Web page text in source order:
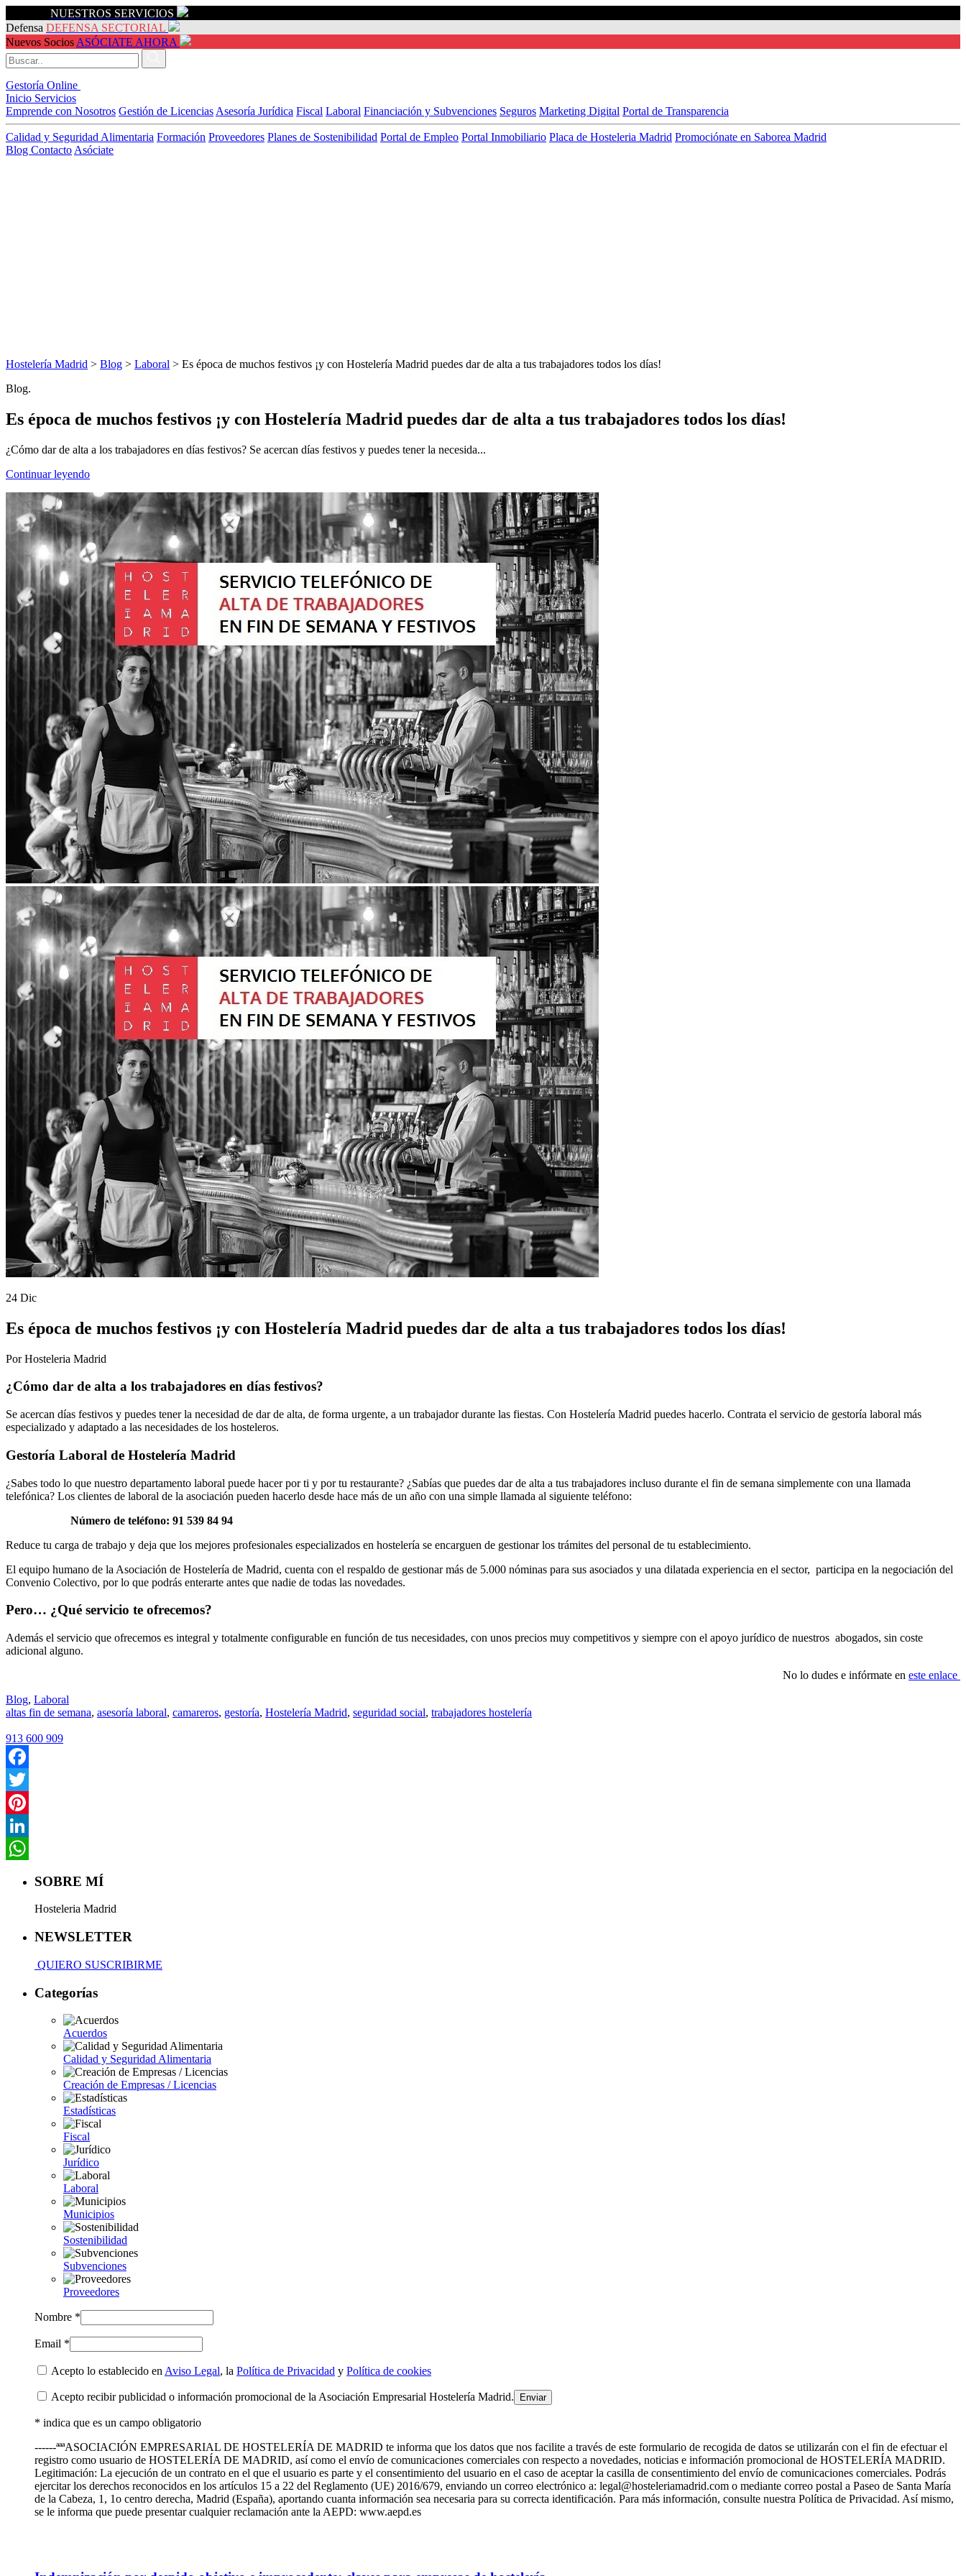
NUESTROS SERVICIOS
Defensa DEFENSA SECTORIAL
Nuevos Socios ASÓCIATE AHORA
Gestoría Online
Inicio Servicios
Emprende con Nosotros Gestión de Licencias Asesoría Jurídica Fiscal Laboral Financiación y Subvenciones Seguros Marketing Digital Portal de Transparencia
Calidad y Seguridad Alimentaria Formación Proveedores Planes de Sostenibilidad Portal de Empleo Portal Inmobiliario Placa de Hosteleria Madrid Promociónate en Saborea Madrid
Blog Contacto Asóciate
Hostelería Madrid > Blog > Laboral > Es época de muchos festivos ¡y con Hostelería Madrid puedes dar de alta a tus trabajadores todos los días!
Blog.
Es época de muchos festivos ¡y con Hostelería Madrid puedes dar de alta a tus trabajadores todos los días!
¿Cómo dar de alta a los trabajadores en días festivos? Se acercan días festivos y puedes tener la necesida...
Continuar leyendo
24 Dic
Es época de muchos festivos ¡y con Hostelería Madrid puedes dar de alta a tus trabajadores todos los días!
Por Hosteleria Madrid
¿Cómo dar de alta a los trabajadores en días festivos?
Se acercan días festivos y puedes tener la necesidad de dar de alta, de forma urgente, a un trabajador durante las fiestas. Con Hostelería Madrid puedes hacerlo. Contrata el servicio de gestoría laboral más
especializado y adaptado a las necesidades de los hosteleros.
Gestoría Laboral de Hostelería Madrid
¿Sabes todo lo que nuestro departamento laboral puede hacer por ti y por tu restaurante? ¿Sabías que puedes dar de alta a tus trabajadores incluso durante el fin de semana simplemente con una llamada
telefónica? Los clientes de laboral de la asociación pueden hacerlo desde hace más de un año con una simple llamada al siguiente teléfono:
Número de teléfono: 91 539 84 94
Reduce tu carga de trabajo y deja que los mejores profesionales especializados en hostelería se encarguen de gestionar los trámites del personal de tu establecimiento.
El equipo humano de la Asociación de Hostelería de Madrid, cuenta con el respaldo de gestionar más de 5.000 nóminas para sus asociados y una dilatada experiencia en el sector, participa en la negociación del
Convenio Colectivo, por lo que podrás enterarte antes que nadie de todas las novedades.
Pero… ¿Qué servicio te ofrecemos?
Además el servicio que ofrecemos es integral y totalmente configurable en función de tus necesidades, con unos precios muy competitivos y siempre con el apoyo jurídico de nuestros abogados, sin coste
adicional alguno.
No lo dudes e infórmate en este enlace
Blog, Laboral
altas fin de semana, asesoría laboral, camareros, gestoría, Hostelería Madrid, seguridad social, trabajadores hostelería
913 600 909
Facebook
Twitter
Pinterest
LinkedIn
SOBRE MÍ
Hosteleria Madrid
NEWSLETTER
QUIERO SUSCRIBIRME
Categorías
Acuerdos
Calidad y Seguridad Alimentaria
Creación de Empresas / Licencias
Estadísticas
Fiscal
Jurídico
Laboral
Municipios
Sostenibilidad
Subvenciones
Proveedores
Nombre *
Email *
Acepto lo establecido en Aviso Legal, la Política de Privacidad y Política de cookies
Acepto recibir publicidad o información promocional de la Asociación Empresarial Hostelería Madrid.
* indica que es un campo obligatorio
------ªªªASOCIACIÓN EMPRESARIAL DE HOSTELERÍA DE MADRID te informa que los datos que nos facilite a través de este formulario de recogida de datos se utilizarán con el fin de efectuar el
registro como usuario de HOSTELERÍA DE MADRID, así como el envío de comunicaciones comerciales con respecto a novedades, noticias e información promocional de HOSTELERÍA MADRID.
Legitimación: La ejecución de un contrato en el que el usuario es parte y el consentimiento del usuario en el caso de aceptar la casilla de consentimiento del envío de comunicaciones comerciales. Podrás
ejercitar los derechos reconocidos en los artículos 15 a 22 del Reglamento (UE) 2016/679, enviando un correo electrónico a: legal@hosteleriamadrid.com o mediante correo postal a Paseo de Santa María
de la Cabeza, 1, 1o centro derecha, Madrid (España), aportando cuanta información sea necesaria para su correcta identificación. Para más información, consulte nuestra Política de Privacidad. Así mismo,
se le informa que puede presentar cualquier reclamación ante la AEPD: www.aepd.es